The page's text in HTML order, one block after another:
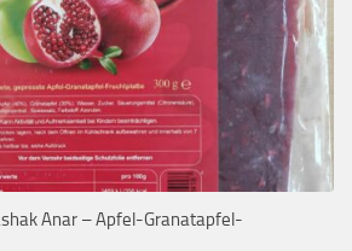
Anar – Apfel-Granatapfel-